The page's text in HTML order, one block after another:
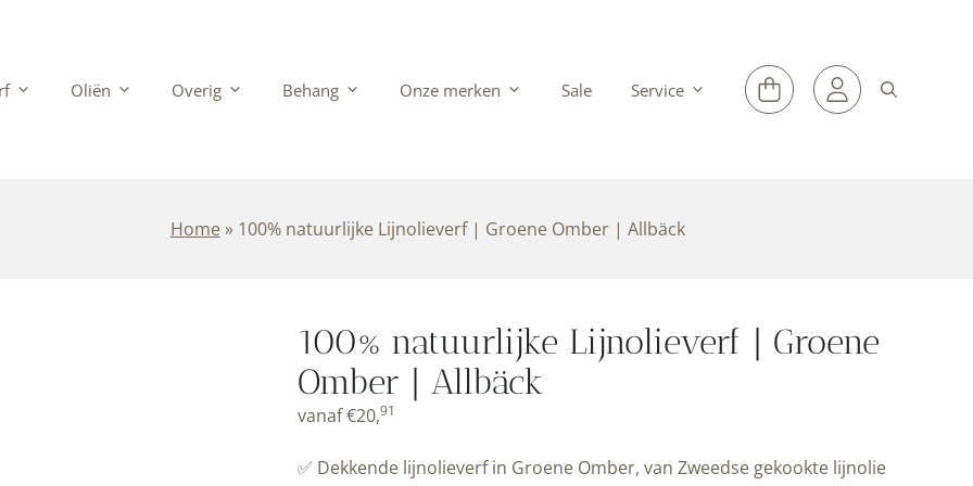
Oliën Overig Behang Onze merken Sale Service
Home » 100% natuurlijke Lijnolieverf | Groene Omber | Allbäck
100% natuurlijke Lijnolieverf | Groene
Omber | Allbäck
vanaf€20,91
✅ Dekkende lijnolieverf in Groene Omber, van Zweedse gekookte lijnolie